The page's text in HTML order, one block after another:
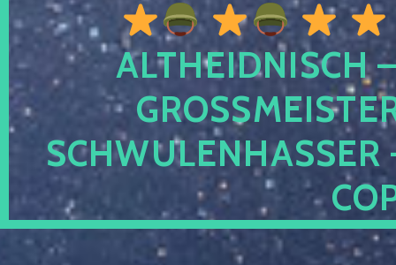
ALTHEIDNISCH
CHWULENHASSER